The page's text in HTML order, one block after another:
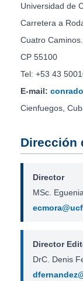
Universidad de
Carretera a
Cuatro
CP 55100
Tel: +53 43
E-mail:
Cienfuegos,
Dirección
Director
MSc.
Director
DrC. Denis